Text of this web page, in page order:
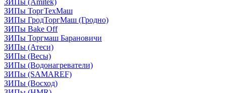
ЗИПы (Amitek)
ЗИПы ТоргТехМаш
ЗИПы ГродТоргМаш (Гродно)
ЗИПы Bake Off
ЗИПы Торгмаш Барановичи
ЗИПы (Атеси)
ЗИПы (Весы)
ЗИПы (Водонагреватели)
ЗИПы (SAMAREF)
ЗИПы (Восход)